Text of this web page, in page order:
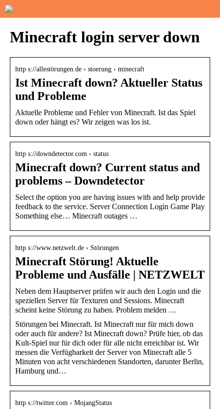
Minecraft login server down
http s://allestörungen.de › stoerung › minecraft
Ist Minecraft down? Aktueller Status
und Probleme
Aktuelle Probleme und Fehler von Minecraft. Ist das Spiel
down oder hängt es? Wir zeigen was los ist.
http s://downdetector.com › status
Minecraft down? Current status and
problems – Downdetector
Select the option you are having issues with and help provide
feedback to the service. Server Connection Login Game Play
Something else… Minecraft outages …
http s://www.netzwelt.de › Störungen
Minecraft Störung! Aktuelle
Probleme und Ausfälle | NETZWELT
Neben dem Hauptserver prüfen wir auch den Login und die
speziellen Server für Texturen und Sessions. Minecraft
scheint keine Störung zu haben. Problem melden …
Störungen bei Minecraft. Ist Minecraft nur für mich down
oder auch für andere? Ist Minecraft down? Prüfe hier, ob das
Kult-Spiel nur für dich oder für alle nicht erreichbar ist. Wir
messen die Verfügbarkeit der Server von Minecraft alle 5
Minuten von acht verschiedenen Standorten, darunter Berlin,
Hamburg und…
http s://twitter.com › MojangStatus